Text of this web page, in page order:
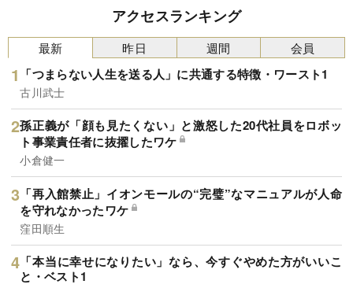
アクセスランキング
最新
「つまらない人生を送る人」に共通する特徴・ワースト1
古川武士
孫正義が「顔も見たくない」と激怒した20代社員をロボッ
ト事業責任者に抜擢したワケ
小倉健一
「再入館禁止」イオンモールの“完璧”なマニュアルが人命
を守れなかったワケ
窪田順生
「本当に幸せになりたい」なら、今すぐやめた方がいいこ
と・ベスト1
昨日 週間 会員